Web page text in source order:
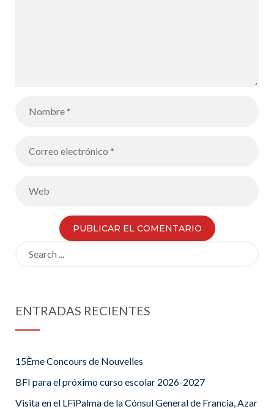
ENTRADAS RECIENTES
15Ème Concours de Nouvelles
BFI para el próximo curso escolar 2026-2027
Visita en el LFiPalma de la Cónsul General de Francia, Azar